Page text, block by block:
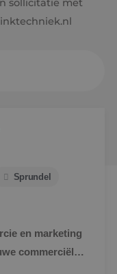
sollicitatie met
Sprundel
en marketing
commerciële